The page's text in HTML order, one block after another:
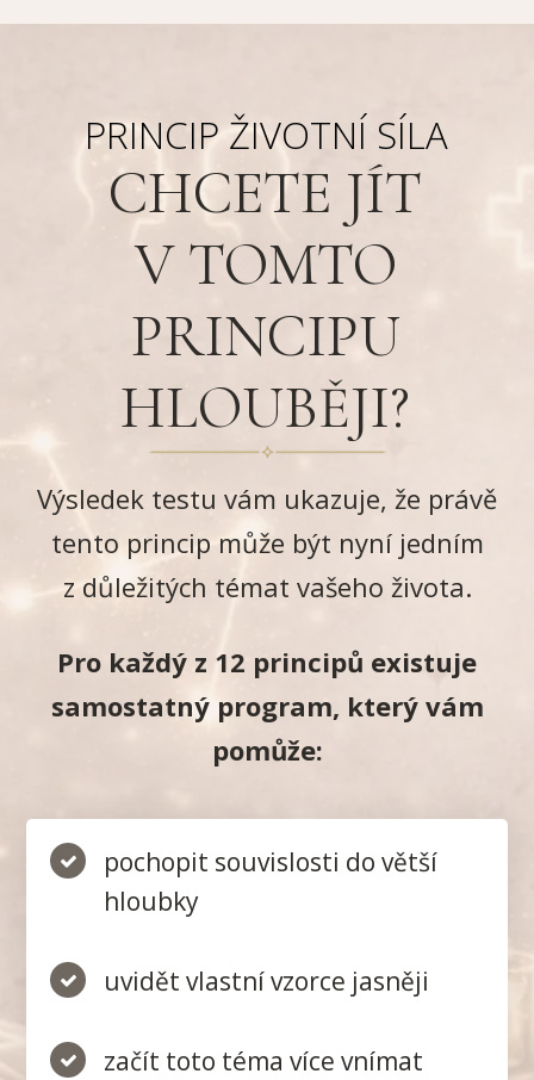
PRINCIP ŽIVOTNÍ SÍLA
CHCETE JÍT
V TOMTO
PRINCIPU
HLOUBĚJI?
Výsledek testu vám ukazuje, že právě
tento princip může být nyní jedním
z důležitých témat vašeho života.
Pro každý z 12 principů existuje
samostatný program, který vám
pomůže:
pochopit souvislosti do větší
hloubky
uvidět vlastní vzorce jasněji
začít toto téma více vnímat